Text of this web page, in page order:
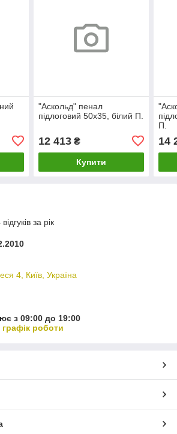
"Аскольд" пенал
підлоговий 50х35, білий П.
12 413₴
Купити
П.
14
за рік
4, Київ, Україна
з 09:00 до 19:00
роботи